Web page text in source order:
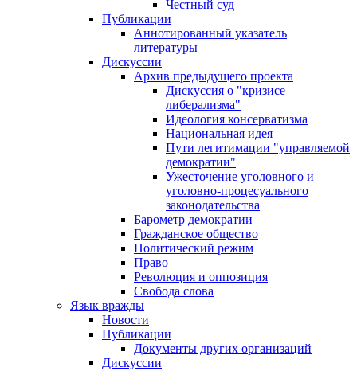
Честный суд
Публикации
Аннотированный указатель
литературы
Дискуссии
Архив предыдущего проекта
Дискуссия о "кризисе
либерализма"
Идеология консерватизма
Национальная идея
Пути легитимации "управляемой
демократии"
Ужесточение уголовного и
уголовно-процесуального
законодательства
Барометр демократии
Гражданское общество
Политический режим
Право
Революция и оппозиция
Свобода слова
Язык вражды
Новости
Публикации
Документы других организаций
Дискуссии